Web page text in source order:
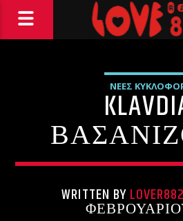
ΝΕΕΣ
WRITTEN BY